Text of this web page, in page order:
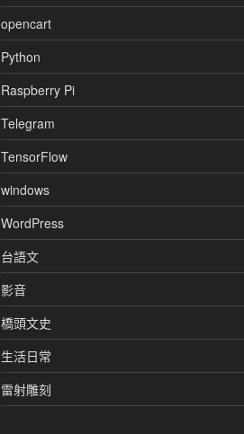
opencart
Python
Raspberry Pi
Telegram
TensorFlow
windows
WordPress
台語文
影音
橋頭文史
生活日常
雷射雕刻